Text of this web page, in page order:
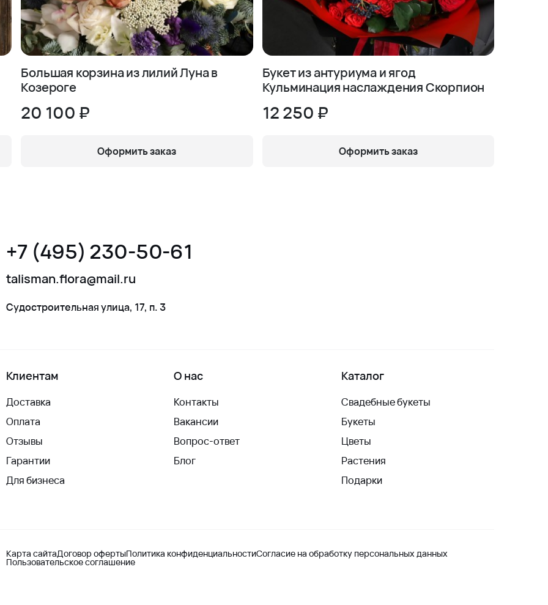
Большая корзина из лилий Луна в
Козероге
20 100 ₽
Оформить заказ
Букет из антуриума и ягод
Кульминация наслаждения Скорпион
12 250 ₽
Оформить заказ
+7 (495) 230-50-61
talisman.flora@mail.ru
Судостроительная улица, 17, п. 3
Клиентам
Доставка
Оплата
Отзывы
Гарантии
Для бизнеса
О нас
Контакты
Вакансии
Вопрос-ответ
Блог
Каталог
Свадебные букеты
Букеты
Цветы
Растения
Подарки
Карта сайтаДоговор офертыПолитика конфиденциальностиСогласие на обработку персональных данных
Пользовательское соглашение